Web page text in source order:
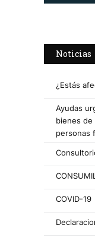
Noticias
¿Estás
Ayudas
bienes de
personas
COVID-19